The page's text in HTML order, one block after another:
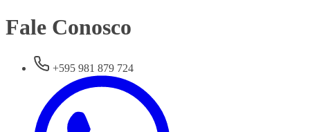
Fale Conosco
+595 981 879 724